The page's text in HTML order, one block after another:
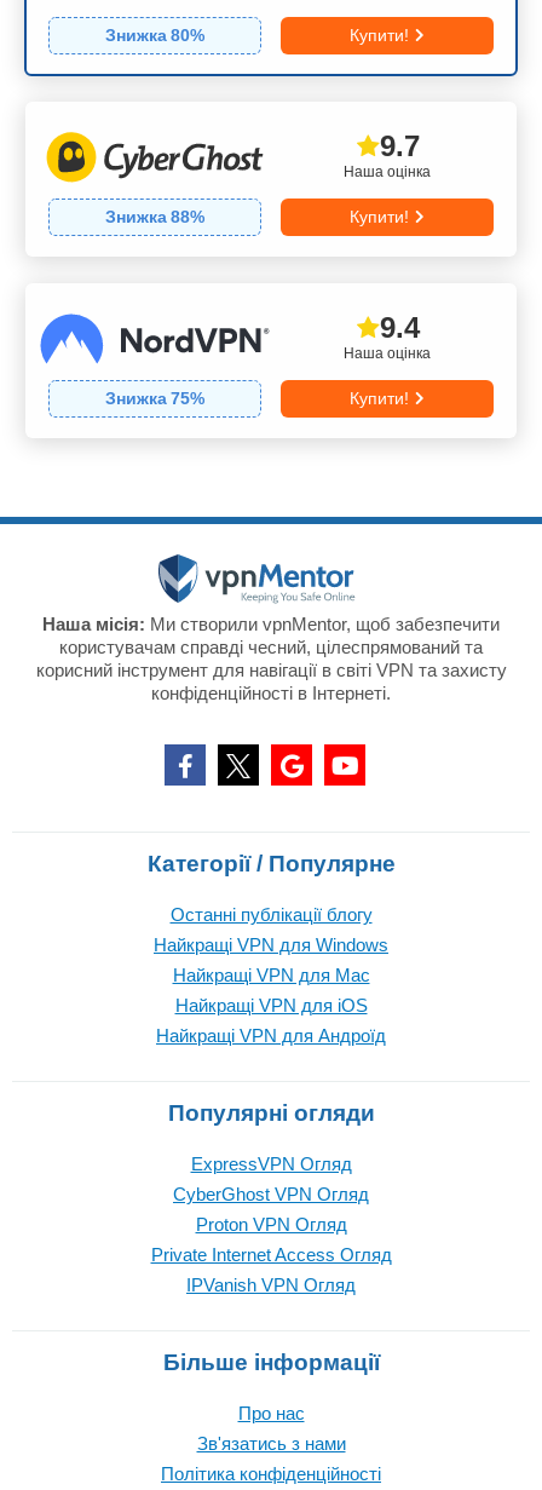
Знижка80% Купити!
Наша оцінка
9.7
Знижка88% Купити!
Наша оцінка
9.4
Знижка75% Купити!
Наша місія: Ми створили vpnMentor, щоб забезпечити
користувачам справді чесний, цілеспрямований та
корисний інструмент для навігації в світі VPN та захисту
конфіденційності в Інтернеті.
Категорії / Популярне
Останні публікації блогу
Найкращі VPN для Windows
Найкращі VPN для Mac
Найкращі VPN для iOS
Найкращі VPN для Андроїд
Популярні огляди
ExpressVPN Огляд
CyberGhost VPN Огляд
Proton VPN Огляд
Private Internet Access Огляд
IPVanish VPN Огляд
Більше інформації
Про нас
Зв'язатись з нами
Політика конфіденційності